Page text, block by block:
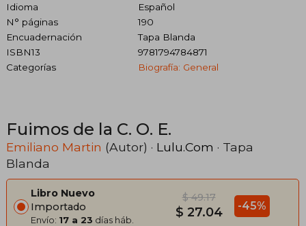
Idioma
Español
N° páginas
190
Encuadernación
Tapa Blanda
ISBN13
9781794784871
Categorías
Biografía: General
Fuimos de la C. O. E.
Emiliano Martin (Autor) · Lulu.Com · Tapa
Blanda
Libro Nuevo
Importado
Envío: 17 a 23 días háb.
$ 49.17
$ 27.04 -45%